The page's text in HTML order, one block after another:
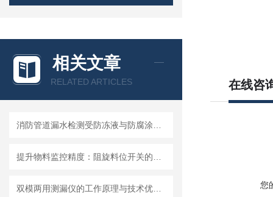
相关文章
RELATED ARTICLES 在线咨
您